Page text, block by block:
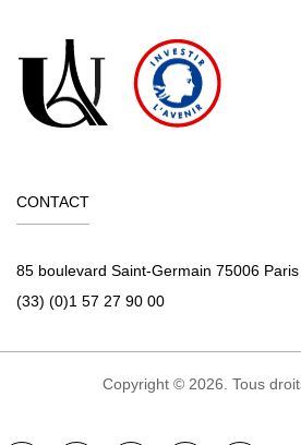
CONTACT
85 boulevard Saint-Germain 75006 Paris
(33) (0)1 57 27 90 00
Copyright © 2026. Tous